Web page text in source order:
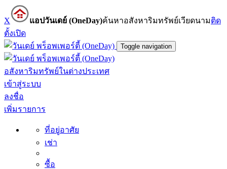
X แอปวันเดย์ (OneDay)ค้นหาอสังหาริมทรัพย์เวียดนามติด
ตั้งเปิด
Toggle navigation
อสังหาริมทรัพย์ในต่างประเทศ
เข้าสู่ระบบ
ลงชื่อ
เพิ่มรายการ
ที่อยู่อาศัย
เช่า
ซื้อ